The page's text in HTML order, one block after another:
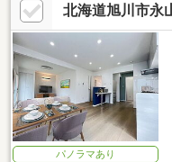
北海道旭川市永
パノラマあり